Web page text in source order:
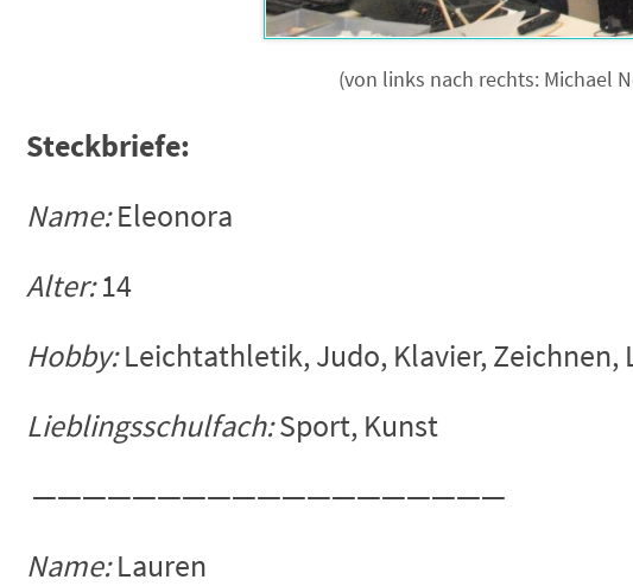
(von links nach rechts: Michael
Steckbriefe:
Name:Eleonora
Alter:14
Hobby:Leichtathletik, Judo, Klavier, Zeichnen,
Lieblingsschulfach:Sport, Kunst
———————————————————
Name:Lauren